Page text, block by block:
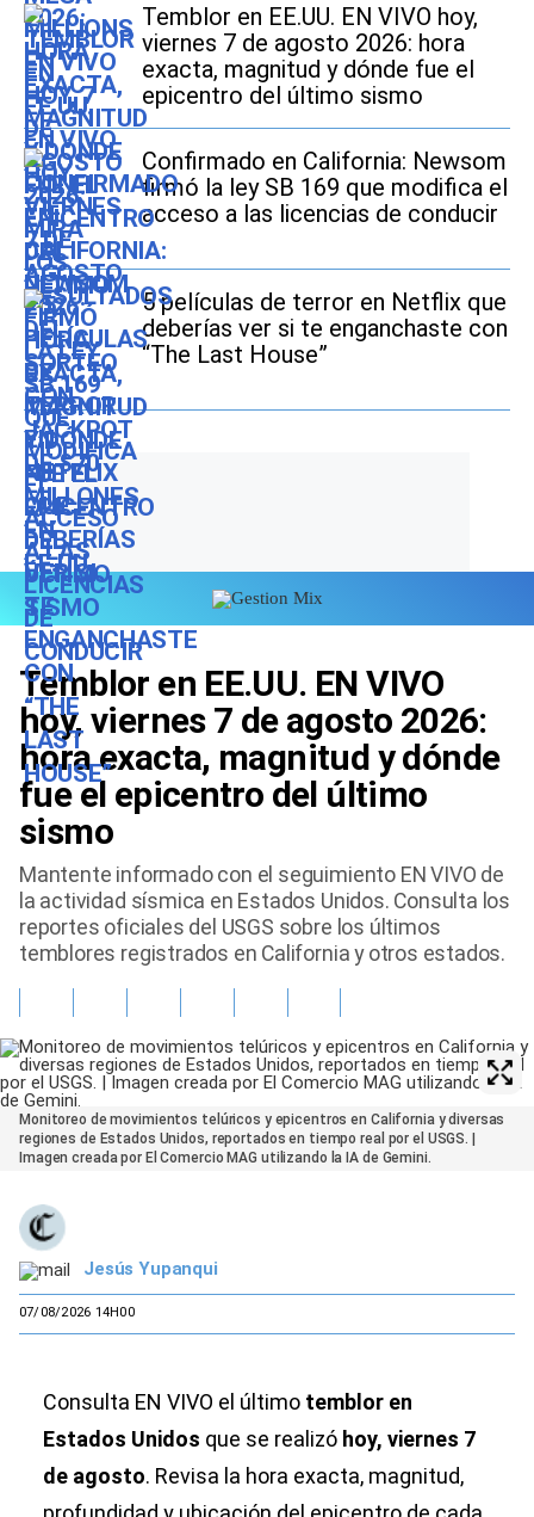
Temblor en EE.UU. EN VIVO hoy,
viernes 7 de agosto 2026: hora
exacta, magnitud y dónde fue el
epicentro del último sismo
Confirmado en California: Newsom
firmó la ley SB 169 que modifica el
acceso a las licencias de conducir
5 películas de terror en Netflix que
deberías ver si te enganchaste con
“The Last House”